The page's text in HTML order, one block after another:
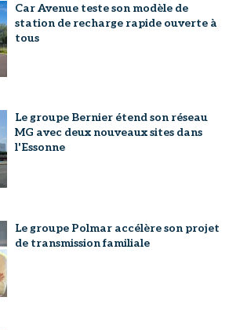
Car Avenue teste son modèle de
station de recharge rapide ouverte à
tous
Le groupe Bernier étend son réseau
MG avec deux nouveaux sites dans
l'Essonne
Le groupe Polmar accélère son projet
de transmission familiale